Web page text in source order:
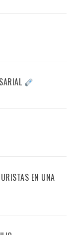
EN UNA